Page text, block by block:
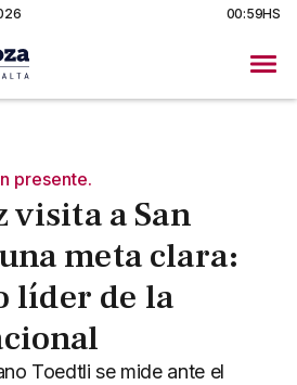
00:59HS
presente.
visita a San
meta clara:
líder de la
Toedtli se mide ante el